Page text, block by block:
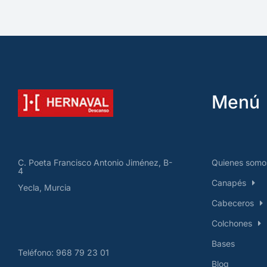
C. Poeta Francisco Antonio Jiménez, B-
4
Yecla, Murcia
Teléfono: 968 79 23 01
Menú
Quienes
Canapés
Cabeceros
Colchones
Bases
Blog